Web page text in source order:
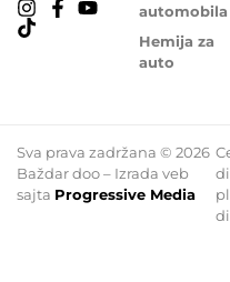
automobila
Hemija za
auto
Sva prava zadržana © 2026
Baždar doo – Izrada veb
sajta Progressive Media